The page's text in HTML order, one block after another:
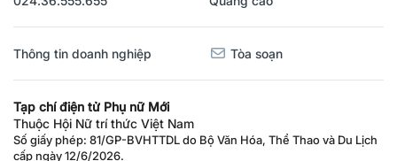
Thông tin doanh nghiệp Tòa soạn
Tạp chí điện tử Phụ nữ Mới
Thuộc Hội Nữ trí thức Việt Nam
Số giấy phép: 81/GP-BVHTTDL do Bộ Văn Hóa, Thể Thao và Du Lịch
cấp ngày 12/6/2026.